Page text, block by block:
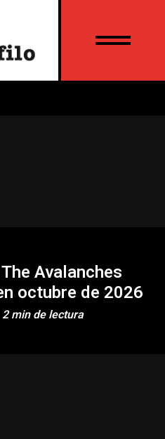
Avalanches
octubre de 2026
2 min de lectura